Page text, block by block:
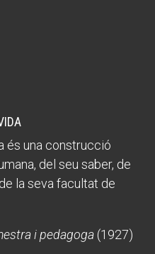
és una construcció
del seu saber, de
la seva facultat de
i pedagoga (1927)